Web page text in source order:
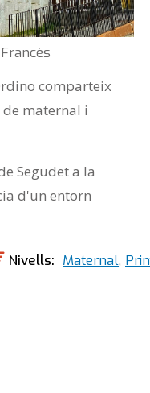
Francès
comparteix
maternal i
Segudet a la
d'un entorn
Nivells Maternal,